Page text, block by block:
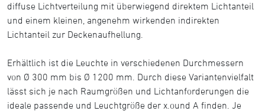
diffuse Lichtverteilung mit überwiegend direktem Lichtanteil
und einem kleinen, angenehm wirkenden indirekten
Lichtanteil zur Deckenaufhellung.
Erhältlich ist die Leuchte in verschiedenen Durchmessern
von Ø 300 mm bis Ø 1200 mm. Durch diese Variantenvielfalt
lässt sich je nach Raumgrößen und Lichtanforderungen die
ideale passende und Leuchtgröße der x.ound A finden. Je